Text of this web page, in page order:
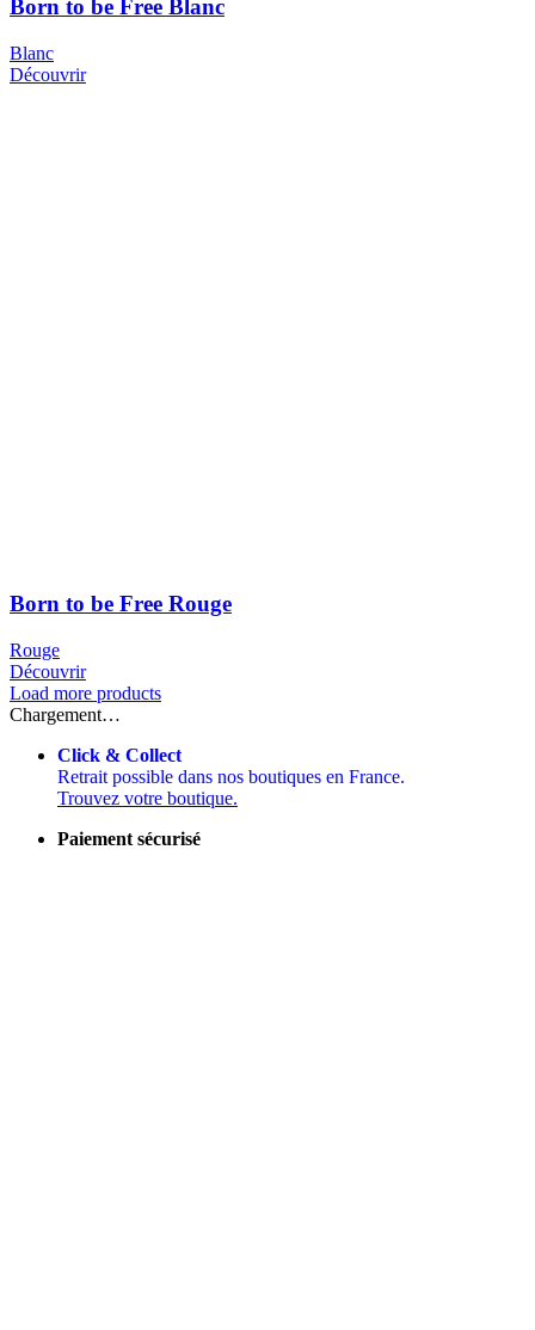
Born to be Free Blanc
Blanc
Découvrir
Born to be Free Rouge
Rouge
Découvrir
Load more products
Chargement…
Click & Collect
Retrait possible dans nos boutiques en France.
Trouvez votre boutique.
Paiement sécurisé